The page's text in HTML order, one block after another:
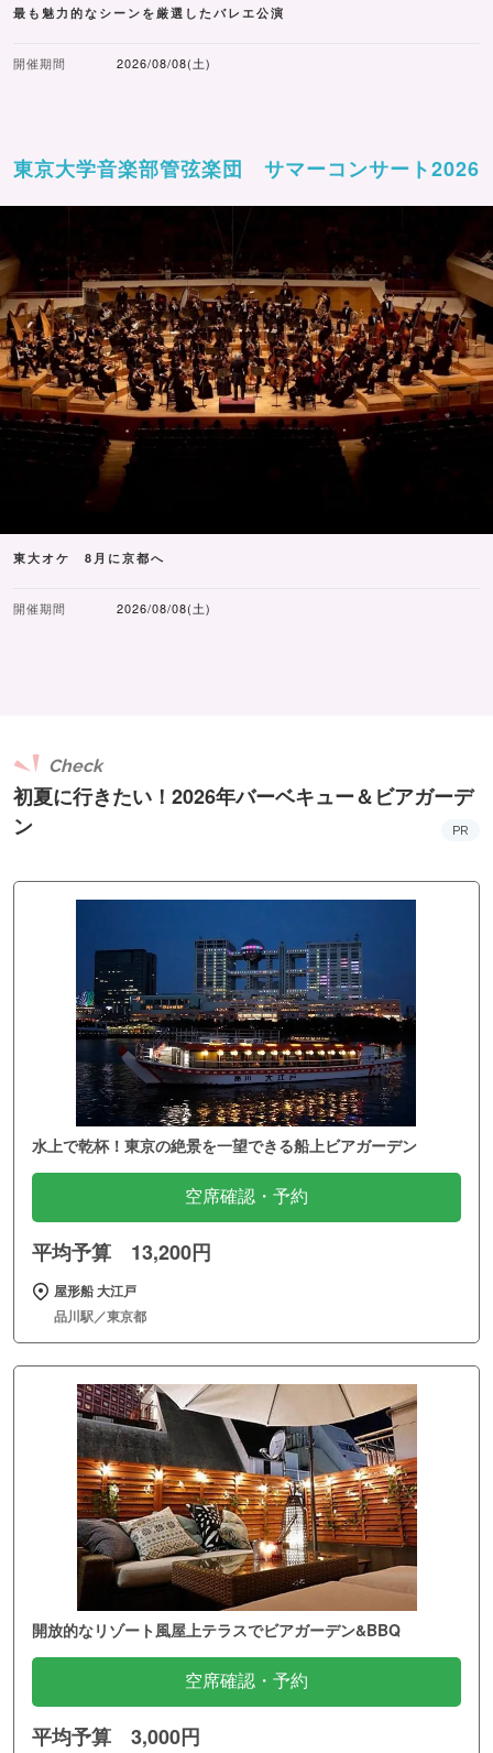
最も魅力的なシーンを厳選したバレエ公演
開催期間 2026/08/08(土)
東京大学音楽部管弦楽団 サマーコンサート2026
東大オケ 8月に京都へ
開催期間 2026/08/08(土)
初夏に行きたい！2026年バーベキュー＆ビアガーデ
ン
Check
PR
水上で乾杯！東京の絶景を一望できる船上ビアガーデン
空席確認・予約
平均予算 13,200円
屋形船 大江戸
品川駅／東京都
開放的なリゾート風屋上テラスでビアガーデン&BBQ
空席確認・予約
平均予算 3,000円